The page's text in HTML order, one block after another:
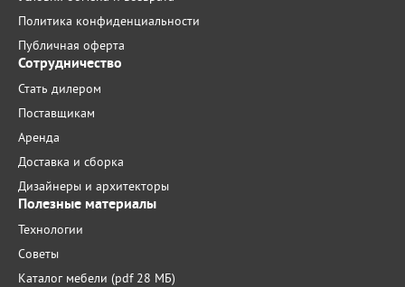
Политика конфиденциальности
Публичная оферта
Сотрудничество
Стать дилером
Поставщикам
Аренда
Доставка и сборка
Дизайнеры и архитекторы
Полезные материалы
Технологии
Советы
Каталог мебели (pdf 28 МБ)